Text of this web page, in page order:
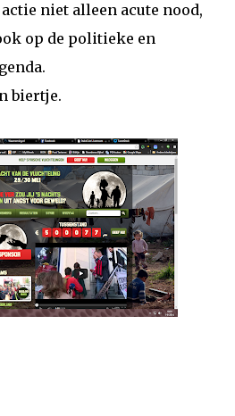
niet alleen acute nood,
op de politieke en
biertje.